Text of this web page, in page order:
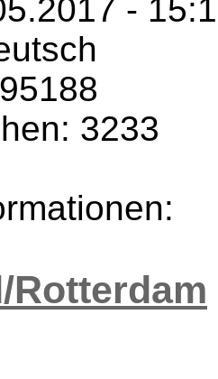
-
3233
Rotterdam